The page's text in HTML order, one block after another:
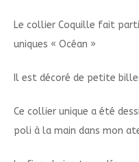
Le collier Coquille fait
uniques « Océan »
Il est décoré de petite
Ce collier unique a été
poli à la main dans mon